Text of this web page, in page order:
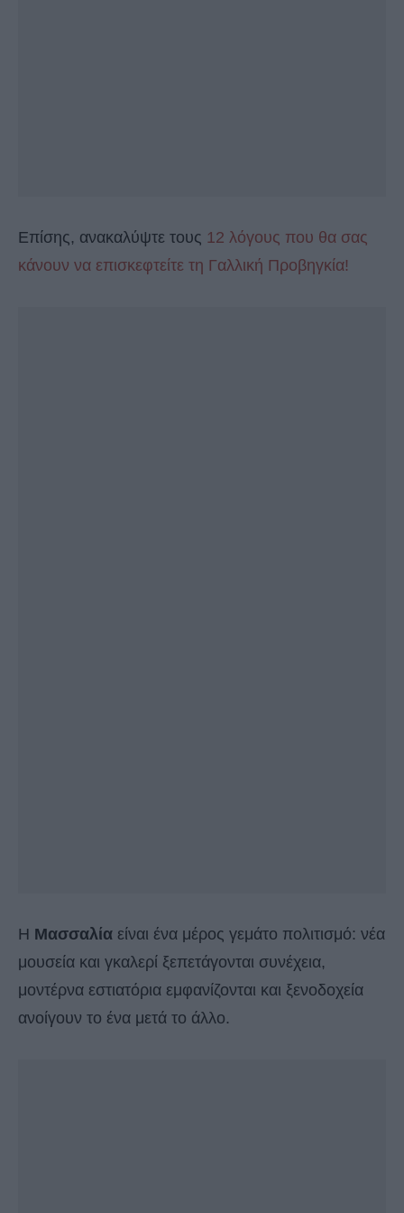
Επίσης, ανακαλύψτε τους 12 λόγους που θα σας
κάνουν να επισκεφτείτε τη Γαλλική Προβηγκία!
Η Μασσαλία είναι ένα μέρος γεμάτο πολιτισμό: νέα
μουσεία και γκαλερί ξεπετάγονται συνέχεια,
μοντέρνα εστιατόρια εμφανίζονται και ξενοδοχεία
ανοίγουν το ένα μετά το άλλο.